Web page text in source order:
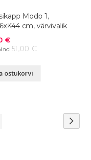
Modo 1,
cm, värvivalik
€
51,00 €
ostukorvi